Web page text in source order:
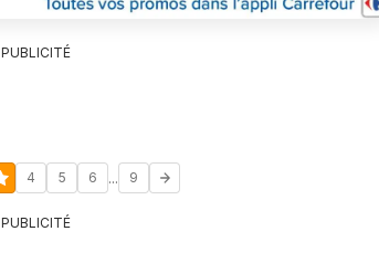
PUBLICITÉ
4 5 6 ... 9
PUBLICITÉ